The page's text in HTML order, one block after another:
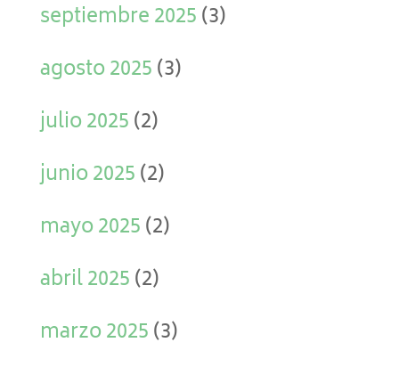
septiembre 2025(3)
agosto 2025(3)
julio 2025(2)
junio 2025(2)
mayo 2025(2)
abril 2025(2)
marzo 2025(3)